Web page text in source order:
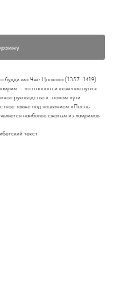
буддизма Чже Цонкапа (1357—1419)
— поэтапного изложения пути к
руководство к этапам пути
также под названием «Песнь
наиболее сжатым из ламримов
текст